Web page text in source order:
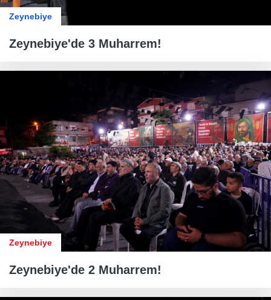
Zeynebiye
Zeynebiye'de 3 Muharrem!
Zeynebiye
Zeynebiye'de 2 Muharrem!